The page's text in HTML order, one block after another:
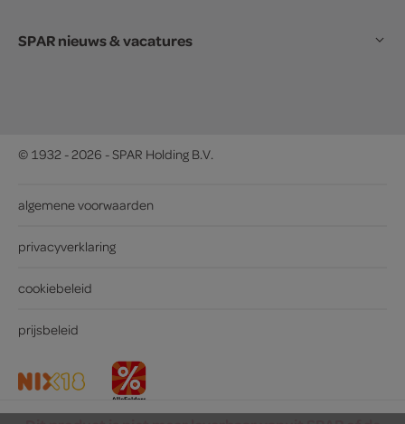
SPAR nieuws & vacatures
© 1932 - 2026 - SPAR Holding B.V.
algemene voorwaarden
privacyverklaring
cookiebeleid
prijsbeleid